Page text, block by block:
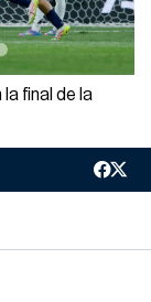
final de la